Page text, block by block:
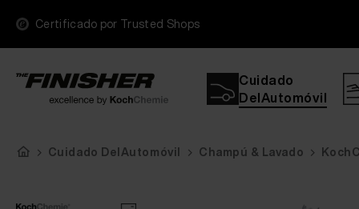
Certificado por Trusted Shops
Cuidado
DelAutomóvil
Cuidado DelAutomóvil Champú & Lavado